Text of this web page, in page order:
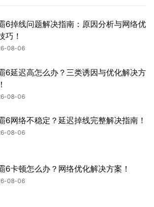
6掉线问题解决指南：原因分析与网络优
巧！
08-06
6延迟高怎么办？三类诱因与优化解决方
08-06
6网络不稳定？延迟掉线完整解决指南！
08-06
6卡顿怎么办？网络优化解决方案！
08-06